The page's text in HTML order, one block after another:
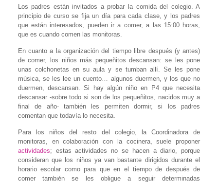
Los padres están invitados a probar la comida del colegio. A
principio de curso se fija un día para cada clase, y los padres
que están interesados, pueden ir a comer, a las 15:00 horas,
que es cuando comen las monitoras.
En cuanto a la organización del tiempo libre después (y antes)
de comer, los niños más pequeñitos descansan: se les pone
unas colchonetas en su aula y se tumban allí. Se les pone
música, se les lee un cuento… algunos duermen, y los que no
duermen, descansan. Si hay algún niño en P4 que necesita
descansar -sobre todo si son de los pequeñitos, nacidos muy a
final de año- también les permiten dormir, si los padres
comentan que todavía lo necesita.
Para los niños del resto del colegio, la Coordinadora de
monitoras, en colaboración con la cocinera, suele proponer
actividades; estas actividades no se hacen a diario, porque
consideran que los niños ya van bastante dirigidos durante el
horario escolar como para que en el tiempo de después de
comer también se les obligue a seguir determinadas